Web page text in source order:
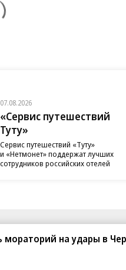
07.08.2026
«Сервис путешествий
Туту»
Сервис путешествий «Туту»
и «Нетмонет» поддержат лучших
сотрудников российских отелей
мораторий на удары в
Обратная связь
Правовая информация